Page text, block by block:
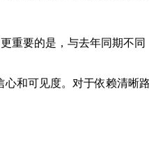
重要的是，与去年同期不
和可见度。对于依赖清晰